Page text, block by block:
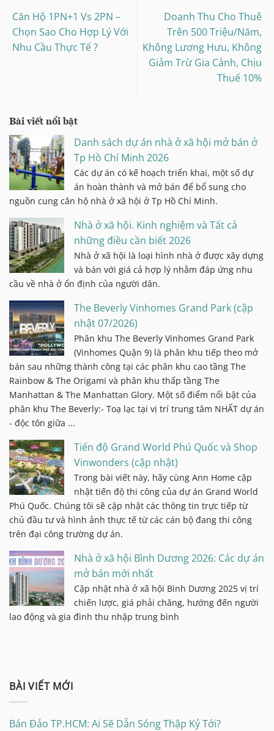
Căn Hộ 1PN+1 Vs 2PN –
Chọn Sao Cho Hợp Lý Với
Nhu Cầu Thực Tế ?
Doanh Thu Cho Thuê
Trên 500 Triệu/Năm,
Không Lương Hưu, Không
Giảm Trừ Gia Cảnh, Chịu
Thuế 10%
Bài viết nổi bật
Danh sách dự án nhà ở xã hội mở bán ở
Tp Hồ Chí Minh 2026
Các dự án có kế hoạch triển khai, một số dự
án hoàn thành và mở bán để bổ sung cho
nguồn cung căn hộ nhà ở xã hội ở Tp Hồ Chí Minh.
Nhà ở xã hội. Kinh nghiệm và Tất cả
những điều cần biết 2026
Nhà ở xã hội là loại hình nhà ở được xây dựng
và bán với giá cả hợp lý nhằm đáp ứng nhu
cầu về nhà ở ổn định của người dân.
The Beverly Vinhomes Grand Park (cập
nhật 07/2026)
Phân khu The Beverly Vinhomes Grand Park
(Vinhomes Quận 9) là phân khu tiếp theo mở
bán sau những thành công tại các phân khu cao tầng The
Rainbow & The Origami và phân khu thấp tầng The
Manhattan & The Manhattan Glory. Một số điểm nổi bật của
phân khu The Beverly:- Toạ lạc tại vị trí trung tâm NHẤT dự án
- độc tôn giữa ...
Tiến độ Grand World Phú Quốc và Shop
Vinwonders (cập nhật)
Trong bài viết này, hãy cùng Ann Home cập
nhật tiến độ thi công của dự án Grand World
Phú Quốc. Chúng tôi sẽ cập nhật các thông tin trực tiếp từ
chủ đầu tư và hình ảnh thực tế từ các cán bộ đang thi công
trên đại công trường dự án.
Nhà ở xã hội Bình Dương 2026: Các dự án
mở bán mới nhất
Cập nhật nhà ở xã hội Bình Dương 2025 vị trí
chiến lược, giá phải chăng, hướng đến người
lao động và gia đình thu nhập trung bình
BÀI VIẾT MỚI
Bán Đảo TP.HCM: Ai Sẽ Dẫn Sóng Thập Kỷ Tới?